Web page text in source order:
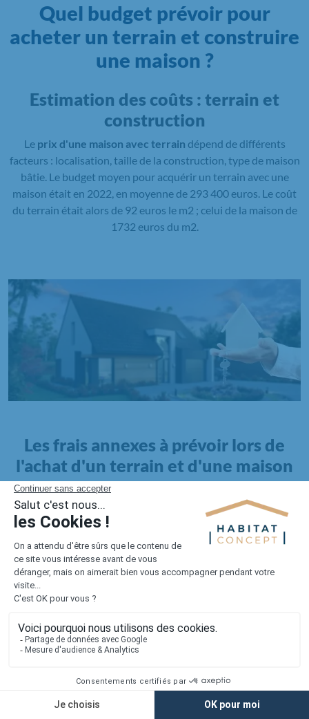
Quel budget prévoir pour
acheter un terrain et construire
une maison ?
Estimation des coûts : terrain et
construction
Le prix d'une maison avec terrain dépend de différents
facteurs : localisation, taille de la construction, type de maison
bâtie. Le budget moyen pour acquérir un terrain avec une
maison était en 2022, en moyenne de 293 400 euros. Le coût
du terrain était alors de 92 euros le m2 ; celui de la maison de
1732 euros du m2.
Les frais annexes à prévoir lors de
l'achat d'un terrain et d'une maison
Il faut également intégrer à votre budget, les
pour la maison. Outre l'achat du terrain et la construction, il
faut prendre en compte la viabilisation si elle n'est pas
proposée par le constructeur. Les frais de raccordements et les
taxes éventuelles coûtent entre 5 000 et 15 000 euros selon la
localisation du terrain et son accès.
Quant auxfrais de notaire
Lorsque vous vous tournez vers une maison existante, il sera
nécessaire de faire des travaux de rénovation. Ceux-ci sont
souvent coûteux et doivent être ajoutés au prix de l'achat